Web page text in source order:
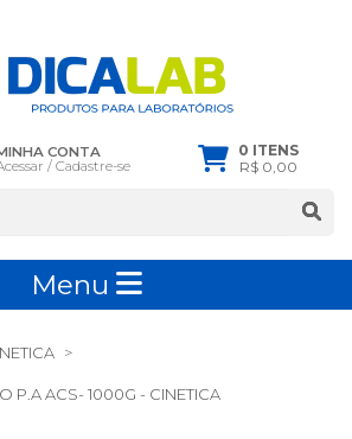
CONTA
/Cadastre-se
0 ITENS
R$ 0,00
Menu
P.A ACS- 1000G - CINETICA